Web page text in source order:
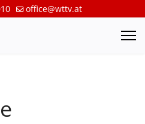
office@wttv.at